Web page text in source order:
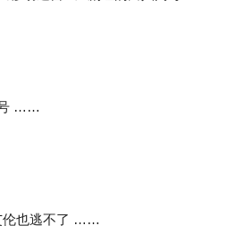
号 ……
伦也逃不了 ……